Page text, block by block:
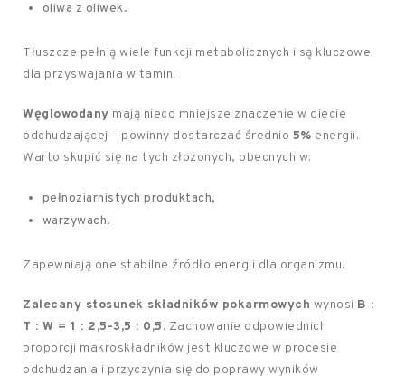
oliwa z oliwek.
Tłuszcze pełnią wiele funkcji metabolicznych i są kluczowe
dla przyswajania witamin.
Węglowodany mają nieco mniejsze znaczenie w diecie
odchudzającej – powinny dostarczać średnio 5% energii.
Warto skupić się na tych złożonych, obecnych w:
pełnoziarnistych produktach,
warzywach.
Zapewniają one stabilne źródło energii dla organizmu.
Zalecany stosunek składników pokarmowych wynosi B :
T : W = 1 : 2,5-3,5 : 0,5. Zachowanie odpowiednich
proporcji makroskładników jest kluczowe w procesie
odchudzania i przyczynia się do poprawy wyników